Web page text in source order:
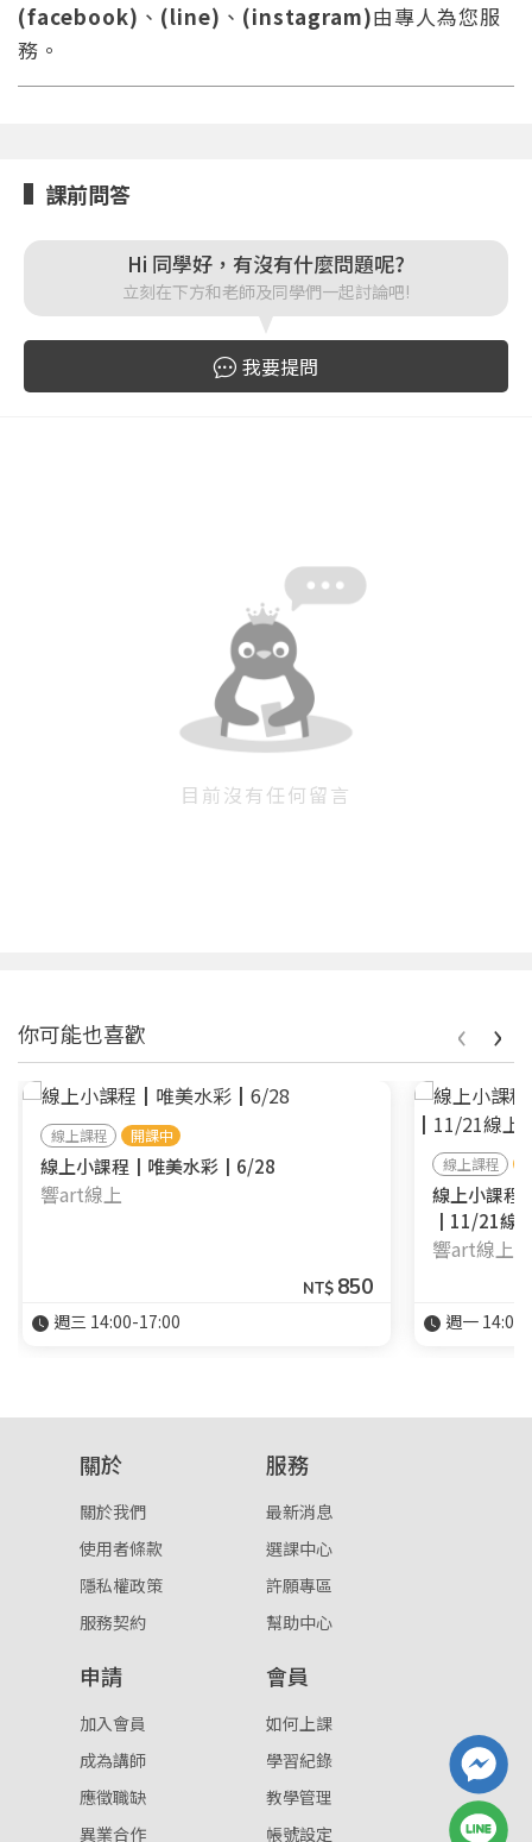
或
登入
或
註冊
按下註冊即代表你同意我們的使用者條款與隱私權政
重設密碼
取消
(facebook) 、 (line) 、 (instagram)由專人為您服
務。
課前問答
Hi 同學好，有沒有什麼問題呢?
立刻在下方和老師及同學們一起討論吧!
我要提問
目前沒有任何留言
你可能也喜歡
線上課程 開課中
線上小課程┃唯美水彩┃6/28
響art線上
NT$ 850
週三 14:00-17:00
線上課程
線上小課程
┃11/21線
響art線上
週一
‹ ›
關於
關於我們
使用者條款
隱私權政策
服務契約
服務
最新消息
選課中心
許願專區
幫助中心
申請
加入會員
成為講師
應徵職缺
異業合作
會員
如何上課
學習紀錄
教學管理
帳號設定